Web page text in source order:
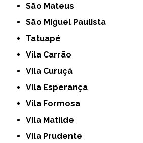
São Mateus
São Miguel Paulista
Tatuapé
Vila Carrão
Vila Curuçá
Vila Esperança
Vila Formosa
Vila Matilde
Vila Prudente